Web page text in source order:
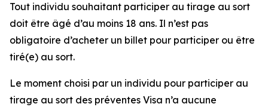
Tout individu souhaitant participer au tirage au sort
doit être âgé d’au moins 18 ans. Il n’est pas
obligatoire d’acheter un billet pour participer ou être
tiré(e) au sort.
Le moment choisi par un individu pour participer au
tirage au sort des préventes Visa n’a aucune